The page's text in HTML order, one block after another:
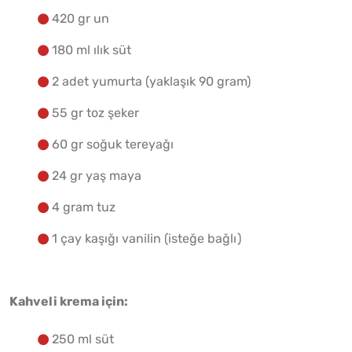
420 gr un
180 ml ılık süt
2 adet yumurta (yaklaşık 90 gram)
55 gr toz şeker
60 gr soğuk tereyağı
24 gr yaş maya
4 gram tuz
1 çay kaşığı vanilin (isteğe bağlı)
Kahveli krema için:
250 ml süt